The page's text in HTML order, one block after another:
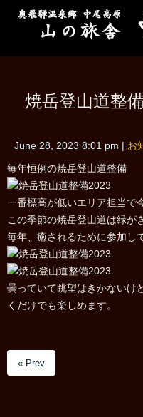
焼岳登山道整
June 28, 2023 8:01 pm お
毎年恒例の焼岳登山道整備
一番標高が低いエリア担当で
この季節の焼岳登山道は緑が
毎年、癒されるために参加し
曇っていて眺望はきかないけ
くだけでも楽しめます。
« Prev